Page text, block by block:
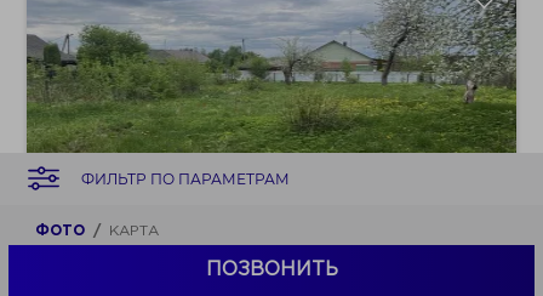
ФИЛЬТР ПО ПАРАМЕТРАМ
ФОТО КАРТА
ПОЗВОНИТЬ
Продается земельный участок с домом